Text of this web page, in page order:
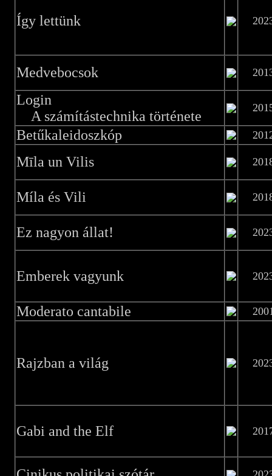
Így lettünk
Medvebocsok
Login
A számítástechnika története
Betűkaleidoszkóp
Mīla un Vilis
Míla és Vili
Ez nagyon állat!
Emberek vagyunk
Moderato cantabile
Rajzban a világ
Gabi and the Elf